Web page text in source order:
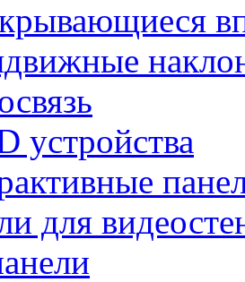
устройства
для